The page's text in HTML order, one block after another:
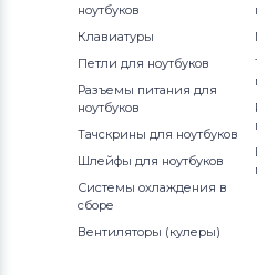
Тачскрины для
Тачскрины для
Тачскрины для
Все бренды
Тачскрины для
ноутбуков
Клавиатуры
Петли для ноутбуков
Разъемы питания для
ноутбуков
Тачскрины для ноутбуков
Шлейфы для ноутбуков
Системы охлаждения в
сборе
Вентиляторы (кулеры)